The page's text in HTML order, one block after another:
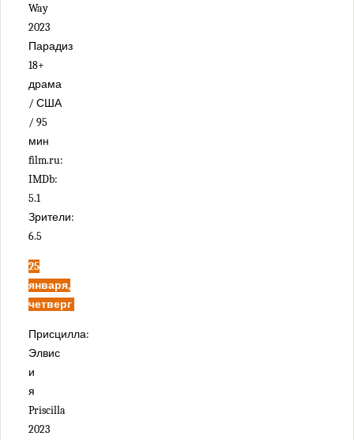
Way
2023
Парадиз
18+
драма
/ США
/ 95
мин
film.ru:
IMDb:
5.1
Зрители:
6.5
25
января,
четверг
Присцилла:
Элвис
и
я
Priscilla
2023